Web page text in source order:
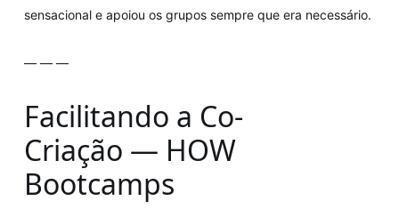
sensacional e apoiou os grupos sempre que era necessário.
— — —
Facilitando a Co-
Criação — HOW
Bootcamps